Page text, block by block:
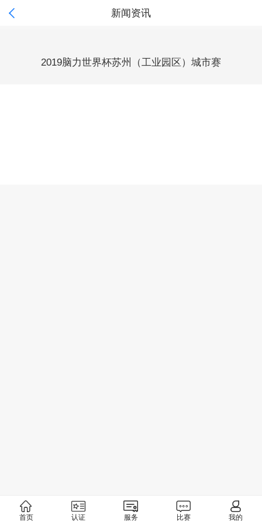
 新闻资讯
2019脑力世界杯苏州（工业园区）城市赛
首页 认证 服务 比赛 我的